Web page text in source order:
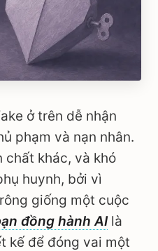
ở trên dễ nhận
phạm và nạn nhân.
chất khác, và khó
huynh, bởi vì
giống một cuộc
đồng hành AIlà
kế để đóng vai một